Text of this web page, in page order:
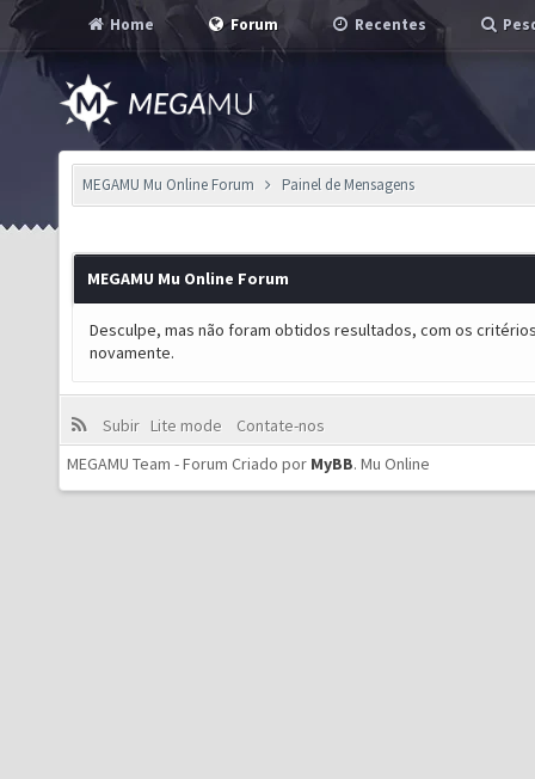
Home Forum Recentes
MEGAMU Mu Online Forum Painel de Mensagens
MEGAMU Mu Online Forum
Desculpe, mas não foram obtidos resultados, com os
novamente.
Subir Lite mode
Contate-nos
MEGAMU Team - Forum Criado por MyBB. Mu Online